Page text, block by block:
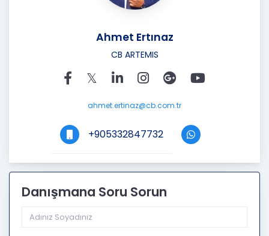
Ahmet Ertınaz
CB ARTEMIS
ahmet.ertinaz@cb.com.tr
+905332847732
Danışmana Soru Sorun